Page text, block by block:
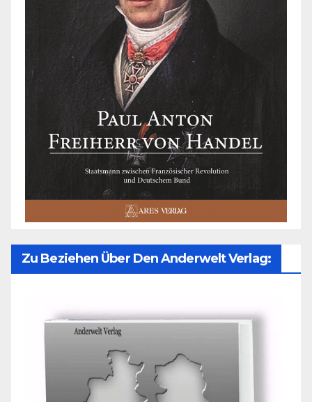
Zu Beziehen Über Den Anderwelt Verlag: